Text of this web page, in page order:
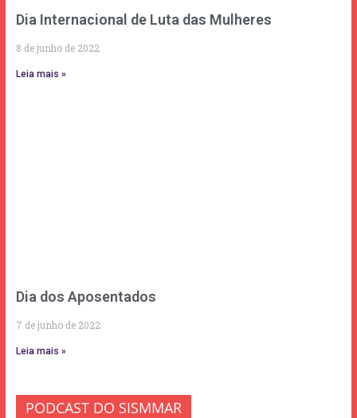
Dia Internacional de Luta das Mulheres
8 de junho de 2022
Leia mais »
Dia dos Aposentados
7 de junho de 2022
Leia mais »
PODCAST DO SISMMAR